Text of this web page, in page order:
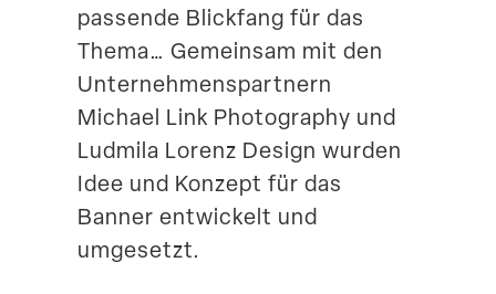
passende Blickfang für das
Thema… Gemeinsam mit den
Unter­neh­mens­partnern
Michael Link Photo­graphy und
Ludmila Lorenz Design wurden
Idee und Konzept für das
Banner entwi­ckelt und
umgesetzt.